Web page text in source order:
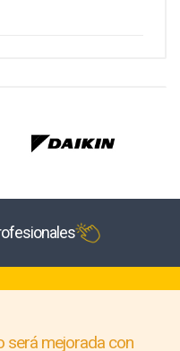
será mejorada con